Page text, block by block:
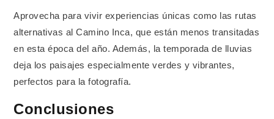
Aprovecha para vivir experiencias únicas como las rutas
alternativas al Camino Inca, que están menos transitadas
en esta época del año. Además, la temporada de lluvias
deja los paisajes especialmente verdes y vibrantes,
perfectos para la fotografía.
Conclusiones